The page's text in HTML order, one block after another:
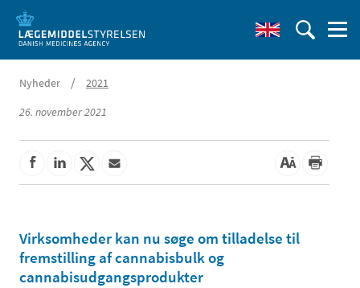
Nyheder /
2021
26. november 2021
Virksomheder kan nu søge om tilladelse til
fremstilling af cannabisbulk og
cannabisudgangsprodukter